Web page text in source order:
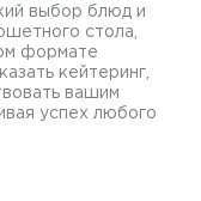
выбор блюд и
стола,
формате
кейтеринг,
вашим
успех любого